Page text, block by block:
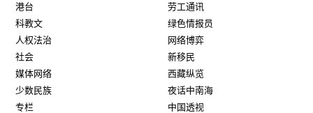
港台
科教文
人权法治
社会
媒体网络
少数民族
专栏
劳工通讯
绿色情报员
网络博弈
新移民
西藏纵览
夜话中南海
中国透视